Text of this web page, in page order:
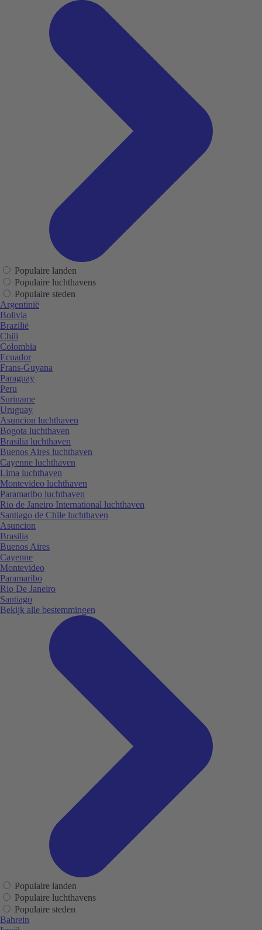
Populaire landen
Populaire luchthavens
Populaire steden
Argentinië
Bolivia
Brazilië
Chili
Colombia
Ecuador
Frans-Guyana
Paraguay
Peru
Suriname
Uruguay
Asuncion luchthaven
Bogota luchthaven
Brasilia luchthaven
Buenos Aires luchthaven
Cayenne luchthaven
Lima luchthaven
Montevideo luchthaven
Paramaribo luchthaven
Rio de Janeiro International luchthaven
Santiago de Chile luchthaven
Asuncion
Brasilia
Buenos Aires
Cayenne
Montevideo
Paramaribo
Rio De Janeiro
Santiago
Bekijk alle bestemmingen
Populaire landen
Populaire luchthavens
Populaire steden
Bahrein